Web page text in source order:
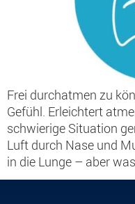
Frei durchatmen zu
Gefühl. Erleichtert
schwierige Situation
Luft durch Nase und
in die Lunge – aber